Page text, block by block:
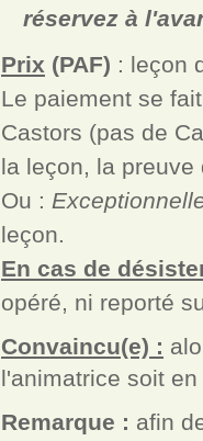
réservez à
Prix (PAF) : leçon
Le paiement se
Castors (pas de
la leçon, la preuve
Ou :
leçon.
En cas de
opéré, ni reporté
Convaincu(e) :
l'animatrice soit
Remarque : afin